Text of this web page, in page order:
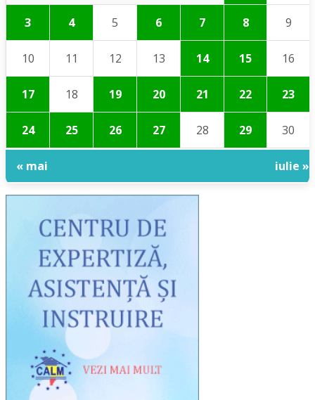
3 4 5 6 7 8 9
10 11 12 13 14 15 16
17 18 19 20 21 22 23
24 25 26 27 28 29 30
« mai iulie »